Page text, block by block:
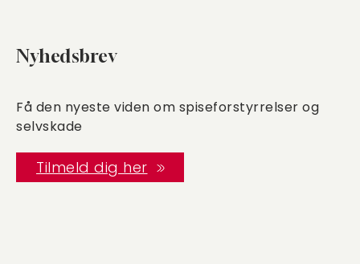
Nyhedsbrev
Få den nyeste viden om spiseforstyrrelser og
selvskade
Tilmeld dig her